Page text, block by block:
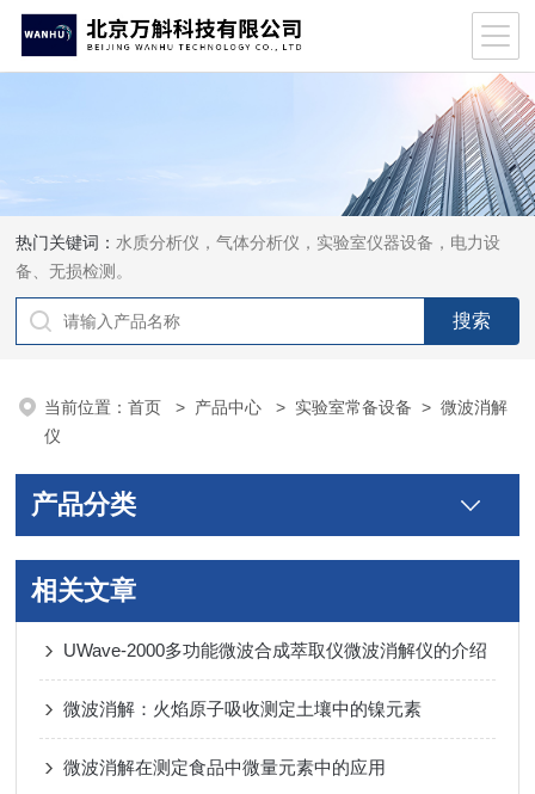
热门关键词： 水质分析仪，气体分析仪，实验室仪器设备，电力设
备、无损检测。
当前位置：首页 > 产品中心 > 实验室常备设备 >微波消解
仪
产品分类
相关文章
UWave-2000多功能微波合成萃取仪微波消解仪的介绍
微波消解：火焰原子吸收测定土壤中的镍元素
微波消解在测定食品中微量元素中的应用